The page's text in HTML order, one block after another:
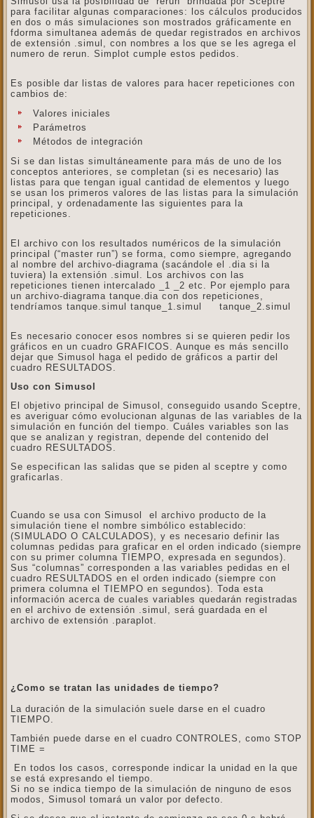
para facilitar algunas comparaciones: los cálculos producidos
en dos o más simulaciones son mostrados gráficamente en
fdorma simultanea además de quedar registrados en archivos
de extensión .simul, con nombres a los que se les agrega el
numero de rerun. Simplot cumple estos pedidos.
Es posible dar listas de valores para hacer repeticiones con
cambios de:
Valores iniciales
Parámetros
Métodos de integración
Si se dan listas simultáneamente para más de uno de los
conceptos anteriores, se completan (si es necesario) las
listas para que tengan igual cantidad de elementos y luego
se usan los primeros valores de las listas para la simulación
principal, y ordenadamente las siguientes para la
repeticiones.
El archivo con los resultados numéricos de la simulación
principal (“master run”) se forma, como siempre, agregando
al nombre del archivo-diagrama (sacándole el .dia si la
tuviera) la extensión .simul. Los archivos con las
repeticiones tienen intercalado _1 _2 etc. Por ejemplo para
un archivo-diagrama tanque.dia con dos repeticiones,
tendríamos tanque.simul tanque_1.simul tanque_2.simul
Es necesario conocer esos nombres si se quieren pedir los
gráficos en un cuadro GRAFICOS. Aunque es más sencillo
dejar que Simusol haga el pedido de gráficos a partir del
cuadro RESULTADOS.
Uso con Simusol
El objetivo principal de Simusol, conseguido usando Sceptre,
es averiguar cómo evolucionan algunas de las variables de la
simulación en función del tiempo. Cuáles variables son las
que se analizan y registran, depende del contenido del
cuadro RESULTADOS.
Se especifican las salidas que se piden al sceptre y como
graficarlas.
Cuando se usa con Simusol el archivo producto de la
simulación tiene el nombre simbólico establecido:
(SIMULADO O CALCULADOS), y es necesario definir las
columnas pedidas para graficar en el orden indicado (siempre
con su primer columna TIEMPO, expresada en segundos).
Sus “columnas” corresponden a las variables pedidas en el
cuadro RESULTADOS en el orden indicado (siempre con
primera columna el TIEMPO en segundos). Toda esta
información acerca de cuales variables quedarán registradas
en el archivo de extensión .simul, será guardada en el
archivo de extensión .paraplot.
¿Como se tratan las unidades de tiempo?
La duración de la simulación suele darse en el cuadro
TIEMPO.
También puede darse en el cuadro CONTROLES, como STOP
TIME =
En todos los casos, corresponde indicar la unidad en la que
se está expresando el tiempo.
Si no se indica tiempo de la simulación de ninguno de esos
modos, Simusol tomará un valor por defecto.